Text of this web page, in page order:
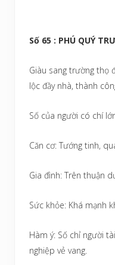
Số 65 : PHÚ QUÝ
Giàu sang trường thọ
lộc đầy nhà, thành
Số của người có chí
Căn cơ: Tướng tinh,
Gia đình: Trên thuận
Sức khỏe: Khá mạnh
Hàm ý: Số chỉ người
nghiệp vẻ vang.